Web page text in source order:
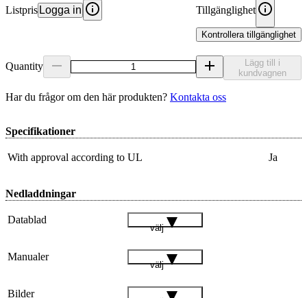
Listpris Logga in Tillgänglighet
Kontrollera tillgänglighet
Quantity
Lägg till i
kundvagnen
Har du frågor om den här produkten? Kontakta oss
Specifikationer
With approval according to UL Ja
Nedladdningar
Datablad
välj
Manualer
välj
Bilder